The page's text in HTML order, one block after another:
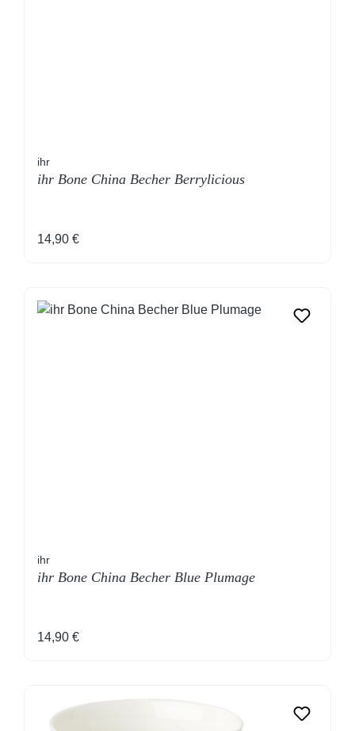
ihr
ihr Bone China Becher Berrylicious
Regulärer Preis:
14,90 €
ihr
ihr Bone China Becher Blue Plumage
Regulärer Preis:
14,90 €